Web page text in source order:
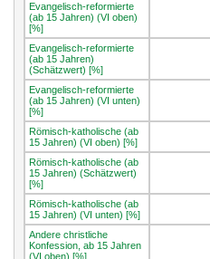
Evangelisch-reformierte
(ab 15 Jahren) (VI oben)
[%]
Evangelisch-reformierte
(ab 15 Jahren)
(Schätzwert) [%]
Evangelisch-reformierte
(ab 15 Jahren) (VI unten)
[%]
Römisch-katholische (ab
15 Jahren) (VI oben) [%]
Römisch-katholische (ab
15 Jahren) (Schätzwert)
[%]
Römisch-katholische (ab
15 Jahren) (VI unten) [%]
Andere christliche
Konfession, ab 15 Jahren
(VI oben) [%]